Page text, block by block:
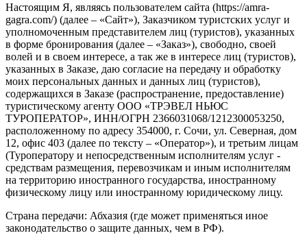
Настоящим Я, являясь пользователем сайта (https://amra-
gagra.com/) (далее – «Сайт»), Заказчиком туристских услуг и
уполномоченным представителем лиц (туристов), указанных
в форме бронирования (далее – «Заказ»), свободно, своей
волей и в своем интересе, а так же в интересе лиц (туристов),
указанных в Заказе, даю согласие на передачу и обработку
моих персональных данных и данных лиц (туристов),
содержащихся в Заказе (распространение, предоставление)
туристическому агенту ООО «ТРЭВЕЛ НЬЮС
ТУРОПЕРАТОР», ИНН/ОГРН 2366031068/1212300053250,
расположенному по адресу 354000, г. Сочи, ул. Северная, дом
12, офис 403 (далее по тексту – «Оператор»), и третьим лицам
(Туроператору и непосредственным исполнителям услуг -
средствам размещения, перевозчикам и иным исполнителям
на территорию иностранного государства, иностранному
физическому лицу или иностранному юридическому лицу.
Страна передачи: Абхазия (где может применяться иное
законодательство о защите данных, чем в РФ).